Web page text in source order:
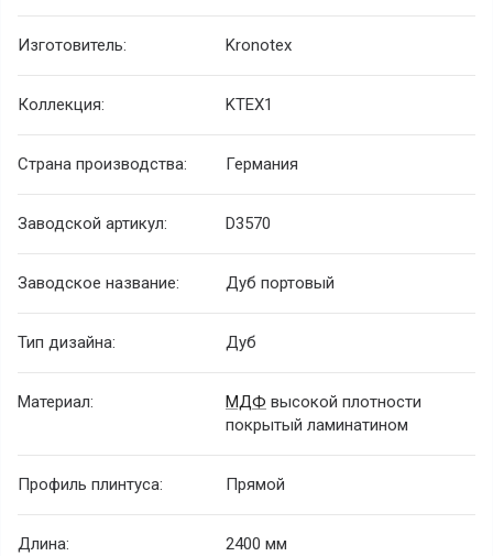
Изготовитель: Kronotex
Коллекция: KTEX1
Страна производства: Германия
Заводской артикул: D3570
Заводское название: Дуб портовый
Тип дизайна: Дуб
Материал: МДФ высокой плотности
покрытый ламинатином
Профиль плинтуса: Прямой
Длина: 2400 мм